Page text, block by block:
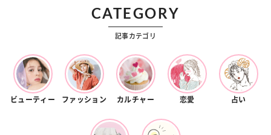
CATEGORY
記事カテゴリ
ビューティー ファッション カルチャー 恋愛 占い